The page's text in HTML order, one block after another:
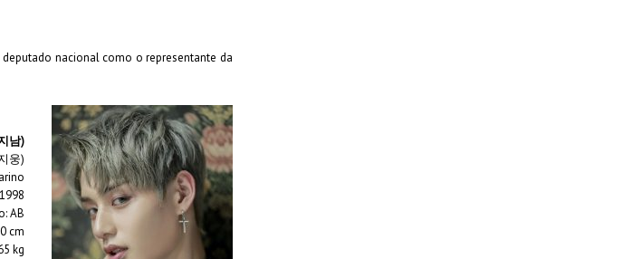
deputado nacional como o representante da
남)
웅)
AB
cm
kg